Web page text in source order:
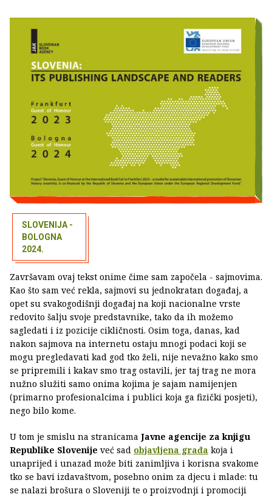
SLOVENIJA -
BOLOGNA
2024.
Završavam ovaj tekst onime čime sam započela - sajmovima.
Kao što sam već rekla, sajmovi su jednokratan događaj, a
opet su svakogodišnji događaj na koji nacionalne vrste
redovito šalju svoje predstavnike, tako da ih možemo
sagledati i iz pozicije cikličnosti. Osim toga, danas, kad
nakon sajmova na internetu ostaju mnogi podaci koji se
mogu pregledavati kad god tko želi, nije nevažno kako smo
se pripremili i kakav smo trag ostavili, jer taj trag ne mora
nužno služiti samo onima kojima je sajam namijenjen
(primarno profesionalcima i publici koja ga fizički posjeti),
nego bilo kome.
U tom je smislu na stranicama Javne agencije za knjigu
Republike Slovenije već sad objavljena građa koja i
unaprijed i unazad može biti zanimljiva i korisna svakome
tko se bavi izdavaštvom, posebno onim za djecu i mlade: tu
se nalazi brošura o Sloveniji te o proizvodnji i promociji